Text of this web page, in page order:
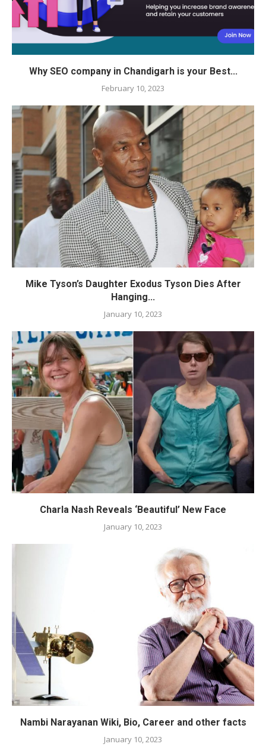
Why SEO company in Chandigarh is your Best...
February 10, 2023
Mike Tyson’s Daughter Exodus Tyson Dies After
Hanging...
January 10, 2023
Charla Nash Reveals ‘Beautiful’ New Face
January 10, 2023
Nambi Narayanan Wiki, Bio, Career and other facts
January 10, 2023